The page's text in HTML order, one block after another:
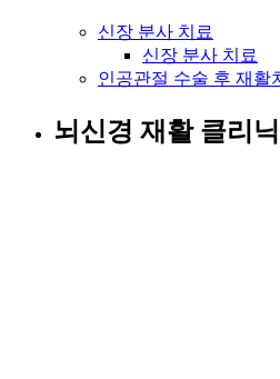
신장 분사 치료
신장 분사 치료
인공관절 수술 후 재활
뇌신경 재활 클리닉